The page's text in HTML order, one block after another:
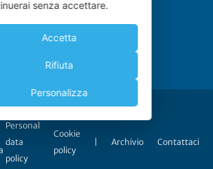
Scudo”
Lo Scudo
Personal
data
policy
Cookie
policy
Archivio Contattaci
senza accettare.
Accetta
Rifiuta
Personalizza